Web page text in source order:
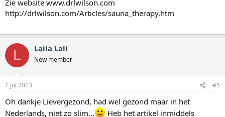
Zie website www.drlwilson.com
http://drlwilson.com/Articles/sauna_therapy.htm
L Laila Lali
New member
1 jul 2013 #5
Oh dankje Lievergezond, had wel gezond maar in het
Nederlands, niet zo slim...
Heb het artikel inmiddels